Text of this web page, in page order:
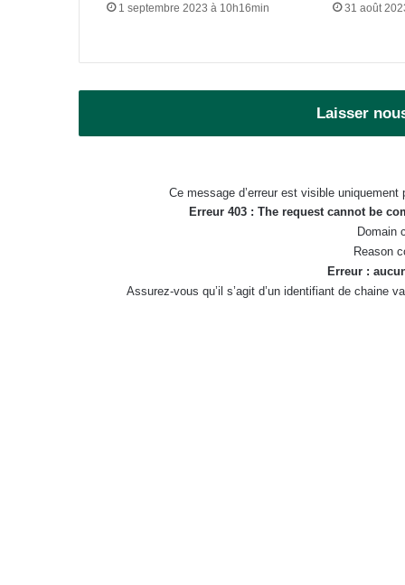
1 septembre 2023 à 10h16min 31 août
Laisser
Ce message d’erreur est visible
Erreur 403 : The request cannot be
Domain
Reason
Erreur :
Assurez-vous qu’il s’agit d’un identifiant de chaine